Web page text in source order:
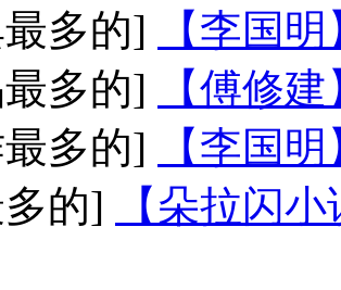
多的]
【李国
多的]
【傅修
多的]
【李国
的]
【朵拉闪